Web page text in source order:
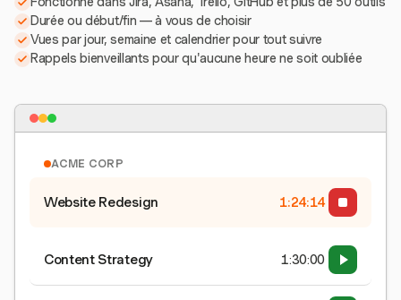
Durée ou début/fin — à vous de choisir
Vues par jour, semaine et calendrier pour tout suivre
Rappels bienveillants pour qu'aucune heure ne soit oubliée
ACME CORP
Website Redesign 1:24:15
Content Strategy 1:30:00